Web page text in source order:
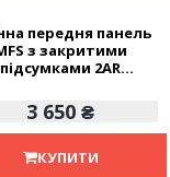
передня панель
з закритими
підсумками 2AR
3 650 ₴
КУПИТИ